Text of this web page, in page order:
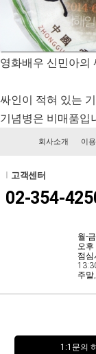
영화배우 신민아의
싸인이 적혀 있는
기념병은 비매품입
회사소개 이
고객센터
02-354-
월-
오
점심
주말
1:1문의